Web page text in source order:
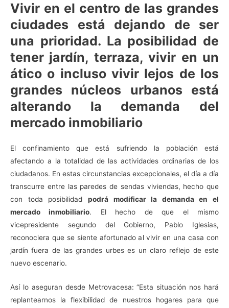
Vivir en el centro de las grandes
ciudades está dejando de ser
una prioridad. La posibilidad de
tener jardín, terraza, vivir en un
ático o incluso vivir lejos de los
grandes núcleos urbanos está
alterando la demanda del
mercado inmobiliario
El confinamiento que está sufriendo la población está
afectando a la totalidad de las actividades ordinarias de los
ciudadanos. En estas circunstancias excepcionales, el día a día
transcurre entre las paredes de sendas viviendas, hecho que
con toda posibilidad podrá modificar la demanda en el
mercado inmobiliario. El hecho de que el mismo
vicepresidente segundo del Gobierno, Pablo Iglesias,
reconociera que se siente afortunado al vivir en una casa con
jardín fuera de las grandes urbes es un claro reflejo de este
nuevo escenario.
Así lo aseguran desde Metrovacesa: “Esta situación nos hará
replantearnos la flexibilidad de nuestros hogares para que